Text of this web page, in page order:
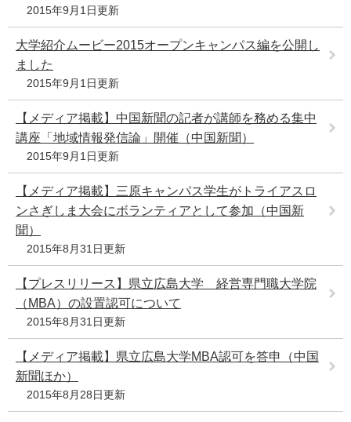
2015年9月1日更新
大学紹介ムービー2015オープンキャンパス編を公開し
ました
2015年9月1日更新
【メディア掲載】中国新聞の記者が講師を務める集中
講座「地域情報発信論」開催（中国新聞）
2015年9月1日更新
【メディア掲載】三原キャンパス学生がトライアスロ
ンさぎしま大会にボランティアとして参加（中国新
聞）
2015年8月31日更新
【プレスリリース】県立広島大学 経営専門職大学院
（MBA）の設置認可について
2015年8月31日更新
【メディア掲載】県立広島大学MBA認可を答申（中国
新聞ほか）
2015年8月28日更新